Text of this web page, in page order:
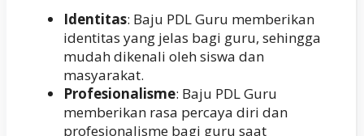
Identitas: Baju PDL Guru memberikan
identitas yang jelas bagi guru, sehingga
mudah dikenali oleh siswa dan
masyarakat.
Profesionalisme: Baju PDL Guru
memberikan rasa percaya diri dan
profesionalisme bagi guru saat